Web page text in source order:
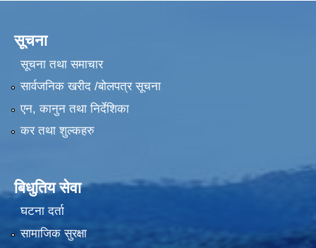
सूचना
सूचना तथा समाचार
सार्वजनिक खरीद /बोलपत्र सूचना
एन, कानुन तथा निर्देशिका
कर तथा शुल्कहरु
बिधुतिय सेवा
घटना दर्ता
सामाजिक सुरक्षा